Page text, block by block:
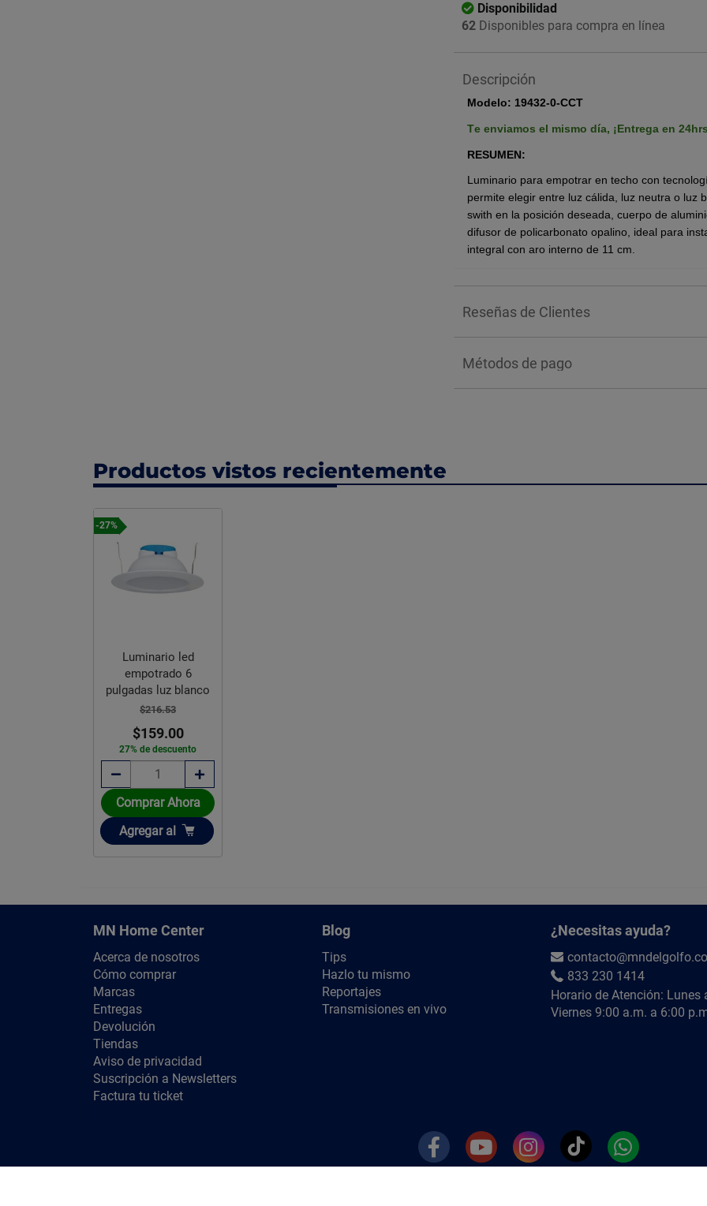
Disponibilidad
62 Disponibles para compra en línea
Descripción
Modelo: 19432-0-CCT
Te enviamos el mismo día, ¡Entrega en
RESUMEN:
Luminario para empotrar en techo con
permite elegir entre luz cálida, luz neutra o luz
swith en la posición deseada, cuerpo de
difusor de policarbonato opalino, ideal para
integral con aro interno de 11 cm.
Temperatura de color: Tecnología CCT
Tiempo de vida: Hasta 25 mil hrs.
Tamaño: 5 pulgadas
Tensión: 100V-277V~
Frecuencia: 50-60 Hz
espacio. La tecnología LED asegura una alta
Sí, está diseñado para empotrarse en
¿QUIÉRES SABER MÁS?
Búscanos en YouTube como @MNdelGolfoTV
Reseñas de Clientes
Métodos de pago
Productos vistos recientemente
-27%
Luminario led
empotrado 6
pulgadas luz blanco
$216.53
$159.00
27% de descuento
Comprar Ahora
Añadir
Agregar al
MN Home Center
Acerca de nosotros
Cómo comprar
Marcas
Entregas
Devolución
Tiendas
Aviso de privacidad
Suscripción a Newsletters
Factura tu ticket
Blog
Tips
Hazlo tu mismo
Reportajes
Transmisiones en vivo
¿Necesitas ayuda?
833 230 1414
Horario de Atención: Lunes
Viernes 9:00 a.m. a 6:00